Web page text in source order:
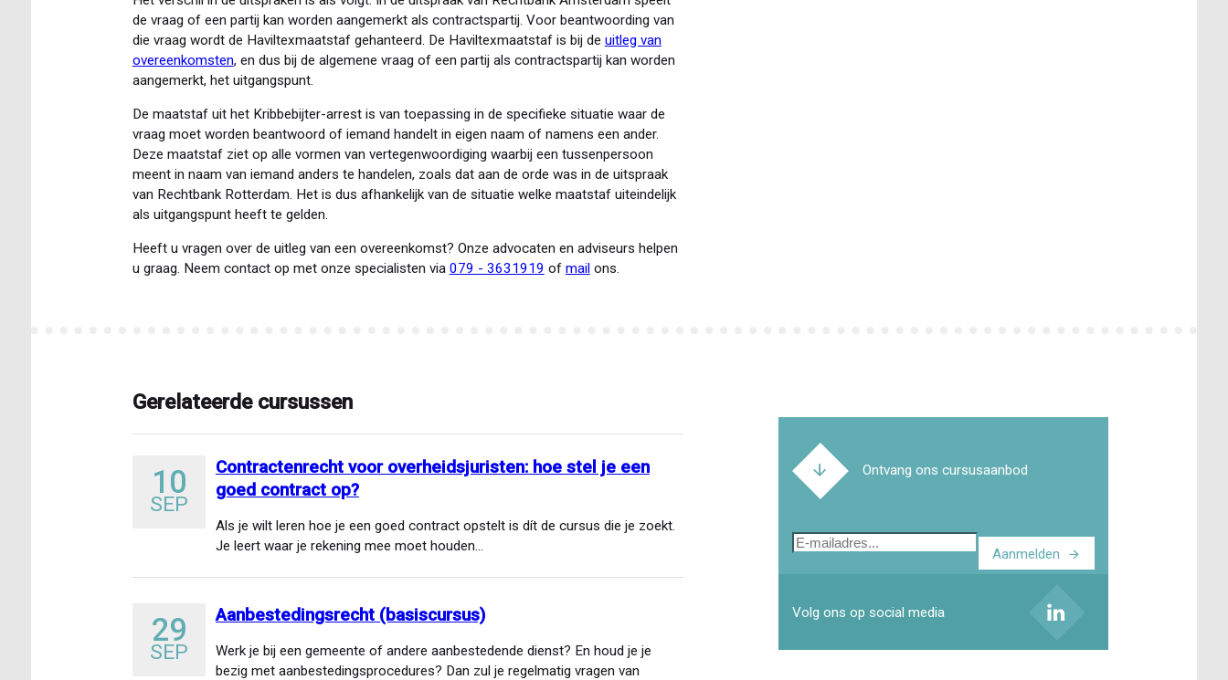
de vraag of een partij kan worden aangemerkt als contractspartij. Voor beantwoording van
die vraag wordt de Haviltexmaatstaf gehanteerd. De Haviltexmaatstaf is bij de uitleg van
overeenkomsten, en dus bij de algemene vraag of een partij als contractspartij kan worden
aangemerkt, het uitgangspunt.
De maatstaf uit het Kribbebijter-arrest is van toepassing in de specifieke situatie waar de
vraag moet worden beantwoord of iemand handelt in eigen naam of namens een ander.
Deze maatstaf ziet op alle vormen van vertegenwoordiging waarbij een tussenpersoon
meent in naam van iemand anders te handelen, zoals dat aan de orde was in de uitspraak
van Rechtbank Rotterdam. Het is dus afhankelijk van de situatie welke maatstaf uiteindelijk
als uitgangspunt heeft te gelden.
Heeft u vragen over de uitleg van een overeenkomst? Onze advocaten en adviseurs helpen
u graag. Neem contact op met onze specialisten via 079 - 3631919 of mailons.
Gerelateerde cursussen
10
SEP
Contractenrecht voor overheidsjuristen: hoe stel je een
goed contract op?
Als je wilt leren hoe je een goed contract opstelt is dít de cursus die je zoekt.
Je leert waar je rekening mee moet houden…
29
SEP
Aanbestedingsrecht (basiscursus)
Werk je bij een gemeente of andere aanbestedende dienst? En houd je je
bezig met aanbestedingsprocedures? Dan zul je regelmatig vragen van
Ontvang ons cursusaanbod
E-
Aanmelden
Volg ons op social media